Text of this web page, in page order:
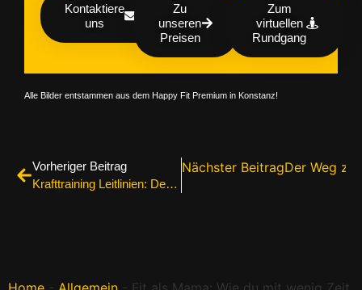
Kontaktiere
uns
Zu
unseren
Preisen
Zum
virtuellen
Rundgang
Alle Bilder entstammen aus dem Happy Fit Premium in Konstanz!
Vorheriger Beitrag
Krafttraining Leitlinien: Der effiziente Plan für alle Altersgruppen
Nächster BeitragDer Weg